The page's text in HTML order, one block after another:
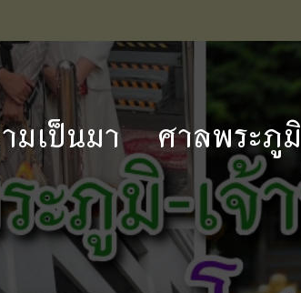
มเป็นมา ศาลพระภูมิ